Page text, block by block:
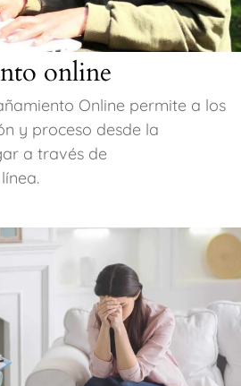
online
Online permite a los
y proceso desde la
a través de